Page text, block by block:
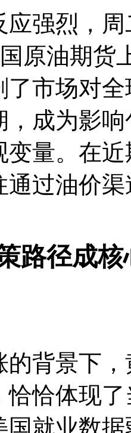
应强烈，
原油期货
了市场对
，成为影
变量。在
通过油价
路径成
的背景下
恰恰体现
国就业数